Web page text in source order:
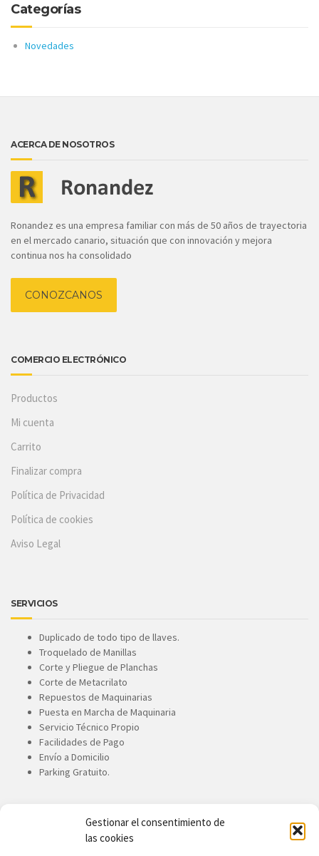
Gestionar el consentimiento de
las cookies
Categorías
Novedades
ACERCA DE NOSOTROS
Ronandez es una empresa familiar con más de 50 años de trayectoria
en el mercado canario, situación que con innovación y mejora
continua nos ha consolidado
CONOZCANOS
COMERCIO ELECTRÓNICO
Productos
Mi cuenta
Carrito
Finalizar compra
Política de Privacidad
Política de cookies
Aviso Legal
SERVICIOS
Duplicado de todo tipo de llaves.
Troquelado de Manillas
Corte y Pliegue de Planchas
Corte de Metacrilato
Repuestos de Maquinarias
Puesta en Marcha de Maquinaria
Servicio Técnico Propio
Facilidades de Pago
Envío a Domicilio
Parking Gratuito.
CONTACTE CON NOSOTROS